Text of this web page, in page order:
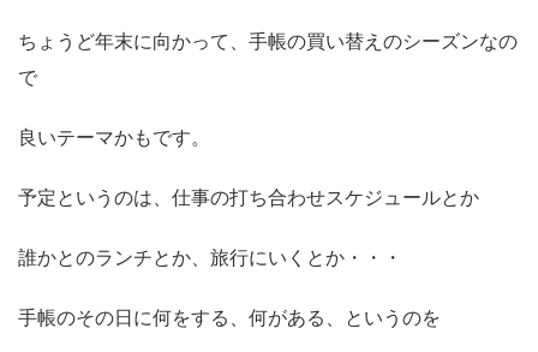
ちょうど年末に向かって、手帳の買い替えのシーズンなの
で
良いテーマかもです。
予定というのは、仕事の打ち合わせスケジュールとか
誰かとのランチとか、旅行にいくとか・・・
手帳のその日に何をする、何がある、というのを